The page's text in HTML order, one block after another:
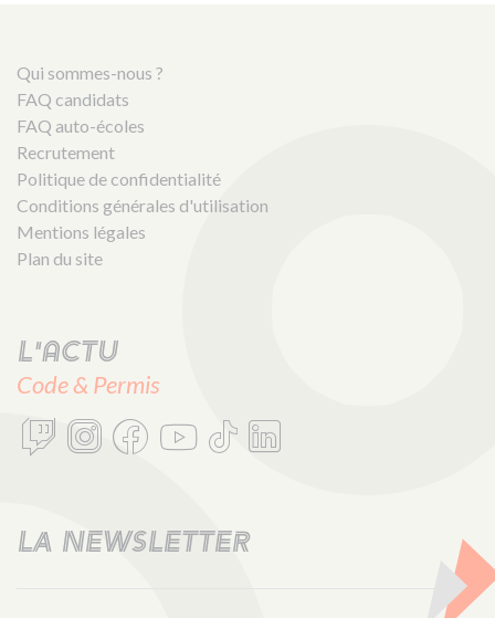
Qui sommes-nous ?
FAQ candidats
FAQ auto-écoles
Recrutement
Politique de confidentialité
Conditions générales d'utilisation
Mentions légales
Plan du site
L'actu
Code & Permis
LA NEWSLETTER